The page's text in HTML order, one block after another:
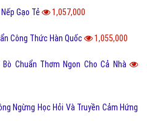
Gạo Tẻ 1,057,000
Công Thức Hàn Quốc 1,055,000
Chuẩn Thơm Ngon Cho Cả Nhà
Nhà Lãnh Đạo Giỏi Là Không Ngừng Học Hỏi Và Truyền Cảm Hứng